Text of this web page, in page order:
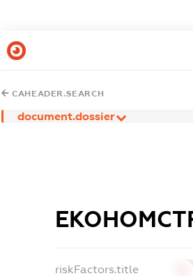
CAHEADER.SEARCH
document.dossier
riskFactors.title